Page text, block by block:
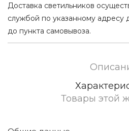
Доставка светильников
службой по указанному адресу
до пункта самовывоза.
Товары этой